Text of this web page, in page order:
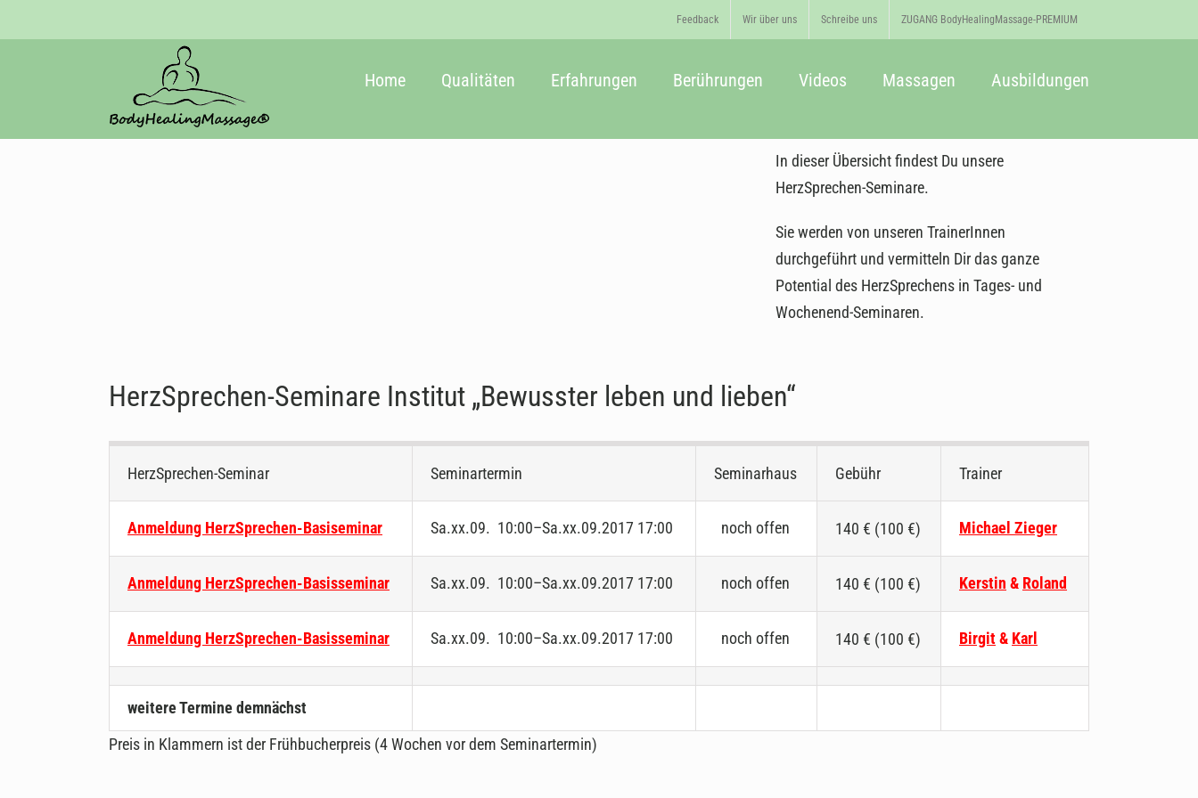
Feedback Wir über uns Schreibe uns ZUGANG BodyHealingMassage-PREMIUM
Home Qualitäten Erfahrungen Berührungen Videos Massagen Ausbildungen
In dieser Übersicht findest Du unsere
HerzSprechen-Seminare.
Sie werden von unseren TrainerInnen
durchgeführt und vermitteln Dir das ganze
Potential des HerzSprechens in Tages- und
Wochenend-Seminaren.
HerzSprechen-Seminare Institut „Bewusster leben und lieben“
HerzSprechen-Seminar Seminartermin Seminarhaus Gebühr Trainer
Anmeldung HerzSprechen-Basiseminar Sa.xx.09. 10:00–Sa.xx.09.2017 17:00 noch offen 140 € (100 €) Michael Zieger
Anmeldung HerzSprechen-Basisseminar Sa.xx.09. 10:00–Sa.xx.09.2017 17:00 noch offen 140 € (100 €) Kerstin & Roland
Anmeldung HerzSprechen-Basisseminar Sa.xx.09. 10:00–Sa.xx.09.2017 17:00 noch offen 140 € (100 €) Birgit& Karl
weitere Termine demnächst
Preis in Klammern ist der Frühbucherpreis (4 Wochen vor dem Seminartermin)